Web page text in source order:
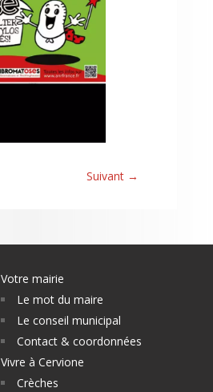
Suivant →
Votre mairie
Le mot du maire
Le conseil municipal
Contact & coordonnées
Vivre à Cervione
Crèches